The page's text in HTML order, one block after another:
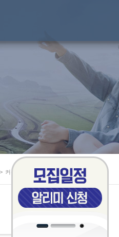
> 커뮤니티 학과공지게시판